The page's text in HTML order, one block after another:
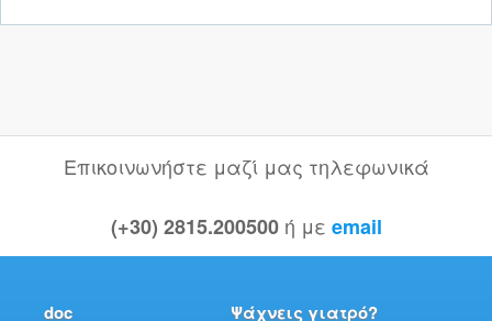
Επικοινωνήστε μαζί μας τηλεφωνικά
(+30) 2815.200500 ή με email
doc Ψάχνεις γιατρό?